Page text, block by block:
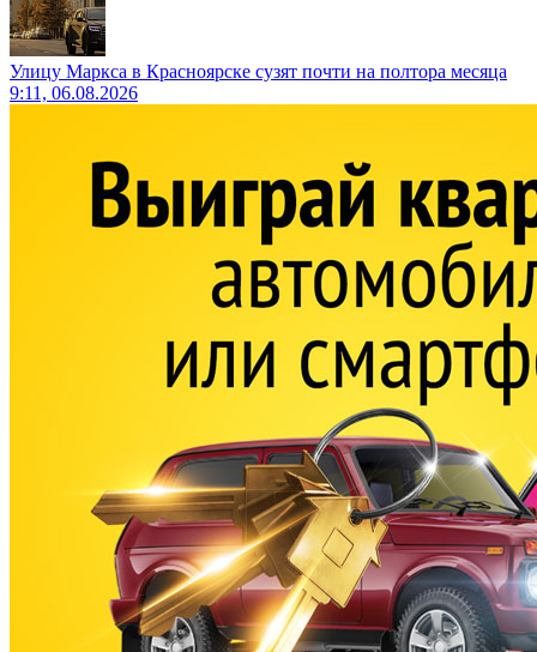
Улицу Маркса в Красноярске сузят почти на полтора месяца
9:11, 06.08.2026